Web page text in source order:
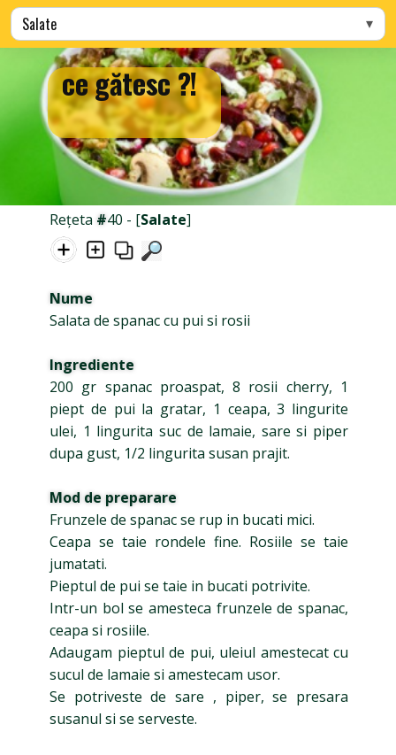
Alege categoria
ce gătesc ?!
Rețeta #40 - [Salate]
Nume
Salata de spanac cu pui si rosii
Ingrediente
200 gr spanac proaspat, 8 rosii cherry, 1
piept de pui la gratar, 1 ceapa, 3 lingurite
ulei, 1 lingurita suc de lamaie, sare si piper
dupa gust, 1/2 lingurita susan prajit.
Mod de preparare
Frunzele de spanac se rup in bucati mici.
Ceapa se taie rondele fine. Rosiile se taie
jumatati.
Pieptul de pui se taie in bucati potrivite.
Intr-un bol se amesteca frunzele de spanac,
ceapa si rosiile.
Adaugam pieptul de pui, uleiul amestecat cu
sucul de lamaie si amestecam usor.
Se potriveste de sare , piper, se presara
susanul si se serveste.